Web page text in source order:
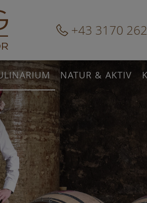
NATUR & AKTIV
+43 3170 262